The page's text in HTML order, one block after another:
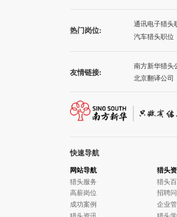
厦门猎头公司
广州猎头公司
热门岗位:
通讯电子猎头
汽车猎头职位
友情链接:
南方新华猎头
北京翻译公司
快速导航
网站导航
猎头服务
高薪岗位
成功案例
猎头
猎头
招聘
企业